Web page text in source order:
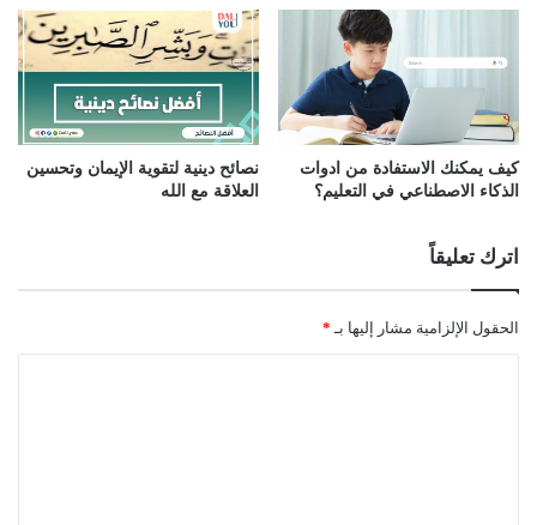
كيف يمكنك الاستفادة من ادوات
الذكاء الاصطناعي في التعليم؟
نصائح دينية لتقوية الإيمان وتحسين
العلاقة مع الله
اترك تعليقاً
الحقول الإلزامية مشار إليها بـ *